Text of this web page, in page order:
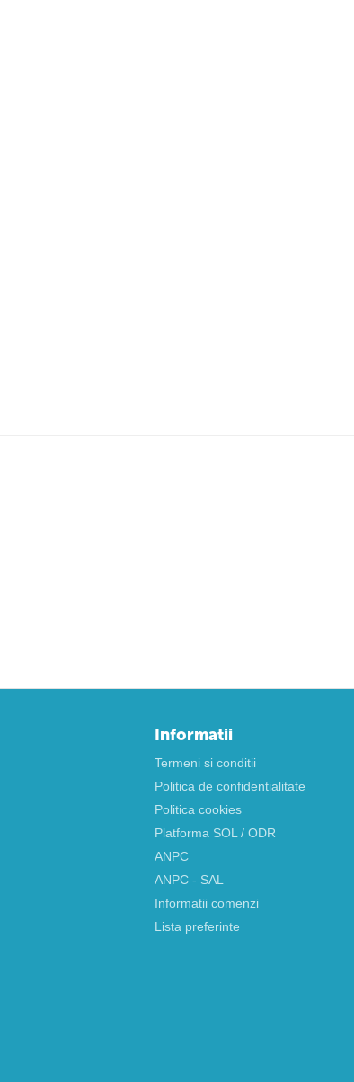
Informatii
Termeni si conditii
Politica de confidentialitate
Politica cookies
Platforma SOL / ODR
ANPC
ANPC - SAL
Informatii comenzi
Lista preferinte